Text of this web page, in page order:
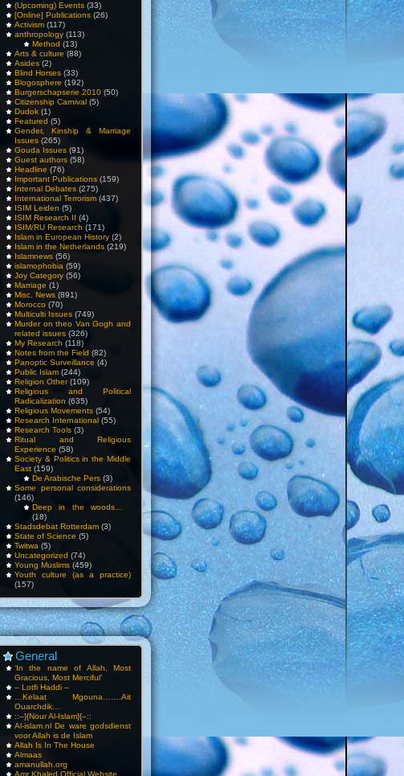
(Upcoming) Events (33)
[Online] Publications (26)
Activism (117)
anthropology (113)
Method (13)
Arts & culture (88)
Asides (2)
Blind Horses (33)
Blogosphere (192)
Burgerschapserie 2010 (50)
Citizenship Carnival (5)
Dudok (1)
Featured (5)
Gender, Kinship & Marriage
Issues (265)
Gouda Issues (91)
Guest authors (58)
Headline (76)
Important Publications (159)
Internal Debates (275)
International Terrorism (437)
ISIM Leiden (5)
ISIM Research II (4)
ISIM/RU Research (171)
Islam in European History (2)
Islam in the Netherlands (219)
Islamnews (56)
islamophobia (59)
Joy Category (56)
Marriage (1)
Misc. News (891)
Morocco (70)
Multiculti Issues (749)
Murder on theo Van Gogh and
related issues (326)
My Research (118)
Notes from the Field (82)
Panoptic Surveillance (4)
Public Islam (244)
Religion Other(109)
Religious and Political
Radicalization (635)
Religious Movements (54)
Research International (55)
Research Tools (3)
Ritual and Religious
Experience (58)
Society & Politics in the Middle
East (159)
De Arabische Pers (3)
Some personal considerations
(146)
Deep in the woods…
(18)
Stadsdebat Rotterdam (3)
State of Science (5)
Twitwa (5)
Uncategorized (74)
Young Muslims (459)
Youth culture (as a practice)
(157)
General
‘In the name of Allah, Most
Gracious, Most Merciful’
– Lotfi Haddi –
…Kelaat Mgouna…….Ait
Ouarchdik…
::–}{Nour Al-Islam}{–::
Al-islam.nl De ware godsdienst
voor Allah is de Islam
Allah Is In The House
Almaas
amanullah.org
Amr Khaled Official Website